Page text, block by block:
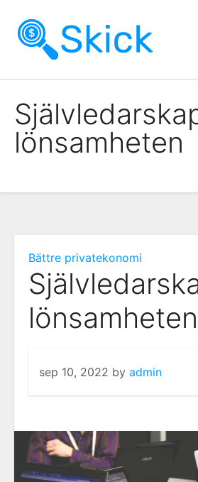
content
lönsamheten
Bättre privatekonomi
lönsamheten
sep 10, 2022 by admin